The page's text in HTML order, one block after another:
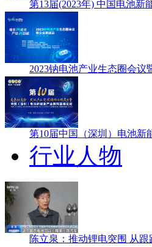
第13届(2023年) 中国电池新
2023钠电池产业生态圈会议
第10届中国（深圳）电池新
行业人物
陈立泉：推动锂电突围 从跟